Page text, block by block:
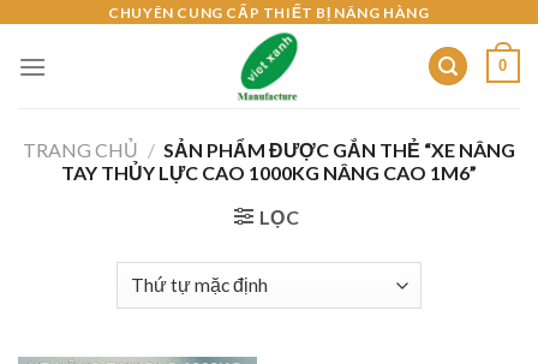
content
CHUYÊN CUNG CẤP THIẾT BỊ NÂNG HÀNG
0
TRANG CHỦ / SẢN PHẨM ĐƯỢC GẮN THẺ “XE NÂNG
TAY THỦY LỰC CAO 1000KG NÂNG CAO 1M6”
LỌC